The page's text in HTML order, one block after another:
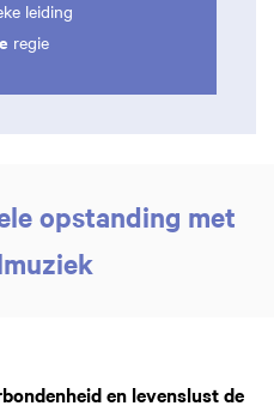
leiding
regie
opstanding met
en levenslust de